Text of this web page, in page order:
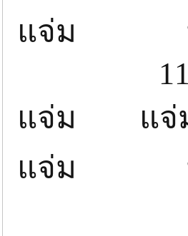
แจ่ม บวก
แจ่ม แ
แจ่ม บวก